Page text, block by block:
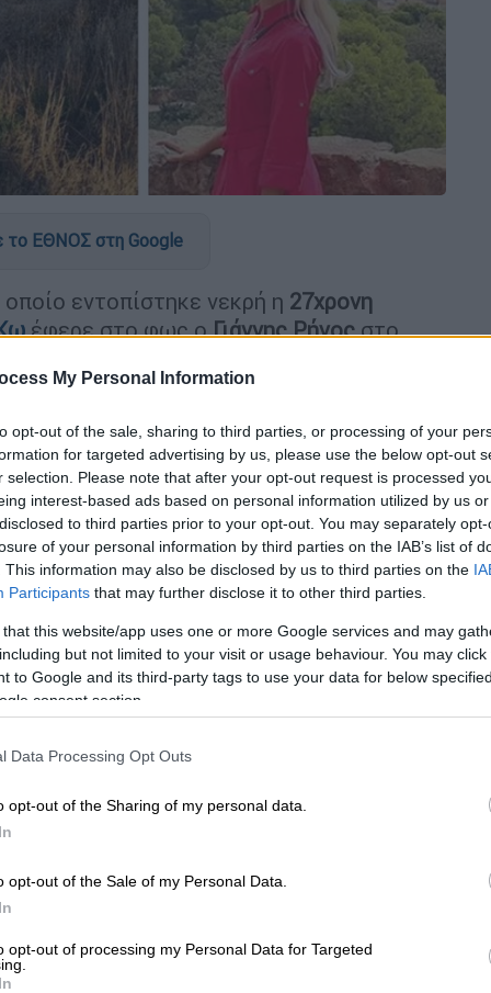
My Personal Information
opt-out of the sale, sharing to third parties, or processing of your
for targeted advertising by us, please use the below opt-out
selection. Please note that after your opt-out request is processed
interest-based ads based on personal information utilized by us
to third parties prior to your opt-out. You may separately
of your personal information by third parties on the IAB’s list of
This information may also be disclosed by us to third parties on the
Participants that may further disclose it to other third parties.
that this website/app uses one or more Google services and may
but not limited to your visit or usage behaviour. You may
to Google and its third-party tags to use your data for below
consent section.
Data Processing Opt Outs
opt-out of the Sharing of my personal data.
opt-out of the Sale of my Personal Data.
opt-out of processing my Personal Data for Targeted
το ΕΘΝΟΣ στη Google
εντοπίστηκε νεκρή η 27χρονη
έφερε στο φως οΓιάννης Ρήγοςστο
τσάντατηςκοπέλας, ενώ η νεαρή
σε δύο σακούλες.
στην τσάντα δεν υπήρχε τοκινητότης
Αρχέςνα θεωρούν ότι οι δράστες της
της νεαρήςβρέθηκε πεταμένοσε άλλο
ότι αποτελεί ένα από τα σημεία
γυναικοκτονίας, μαζί φυσικά με τα ίχνη
εγκλήματος πάνω σε πανιά και σκισμένα
απαντήσεις από τα
ή τους δράστες που σκότωσαν την
ανακριτική Αρχή
Αρχή. Σύμφωνα με πληροφορίες, λόγω
ο